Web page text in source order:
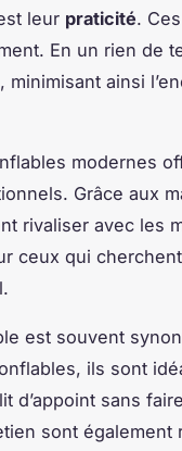
leur praticité.
En un rien de
minimisant ainsi
modernes
Grâce aux
rivaliser avec les
ceux qui
est souvent
ils sont
d’appoint sans
sont